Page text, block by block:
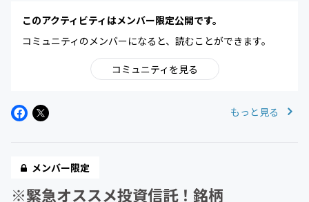
このアクティビティはメンバー限定公開です。
コミュニティのメンバーになると、読むことができます。
コミュニティを見る
もっと見る
メンバー限定
※緊急オススメ投資信託！銘柄